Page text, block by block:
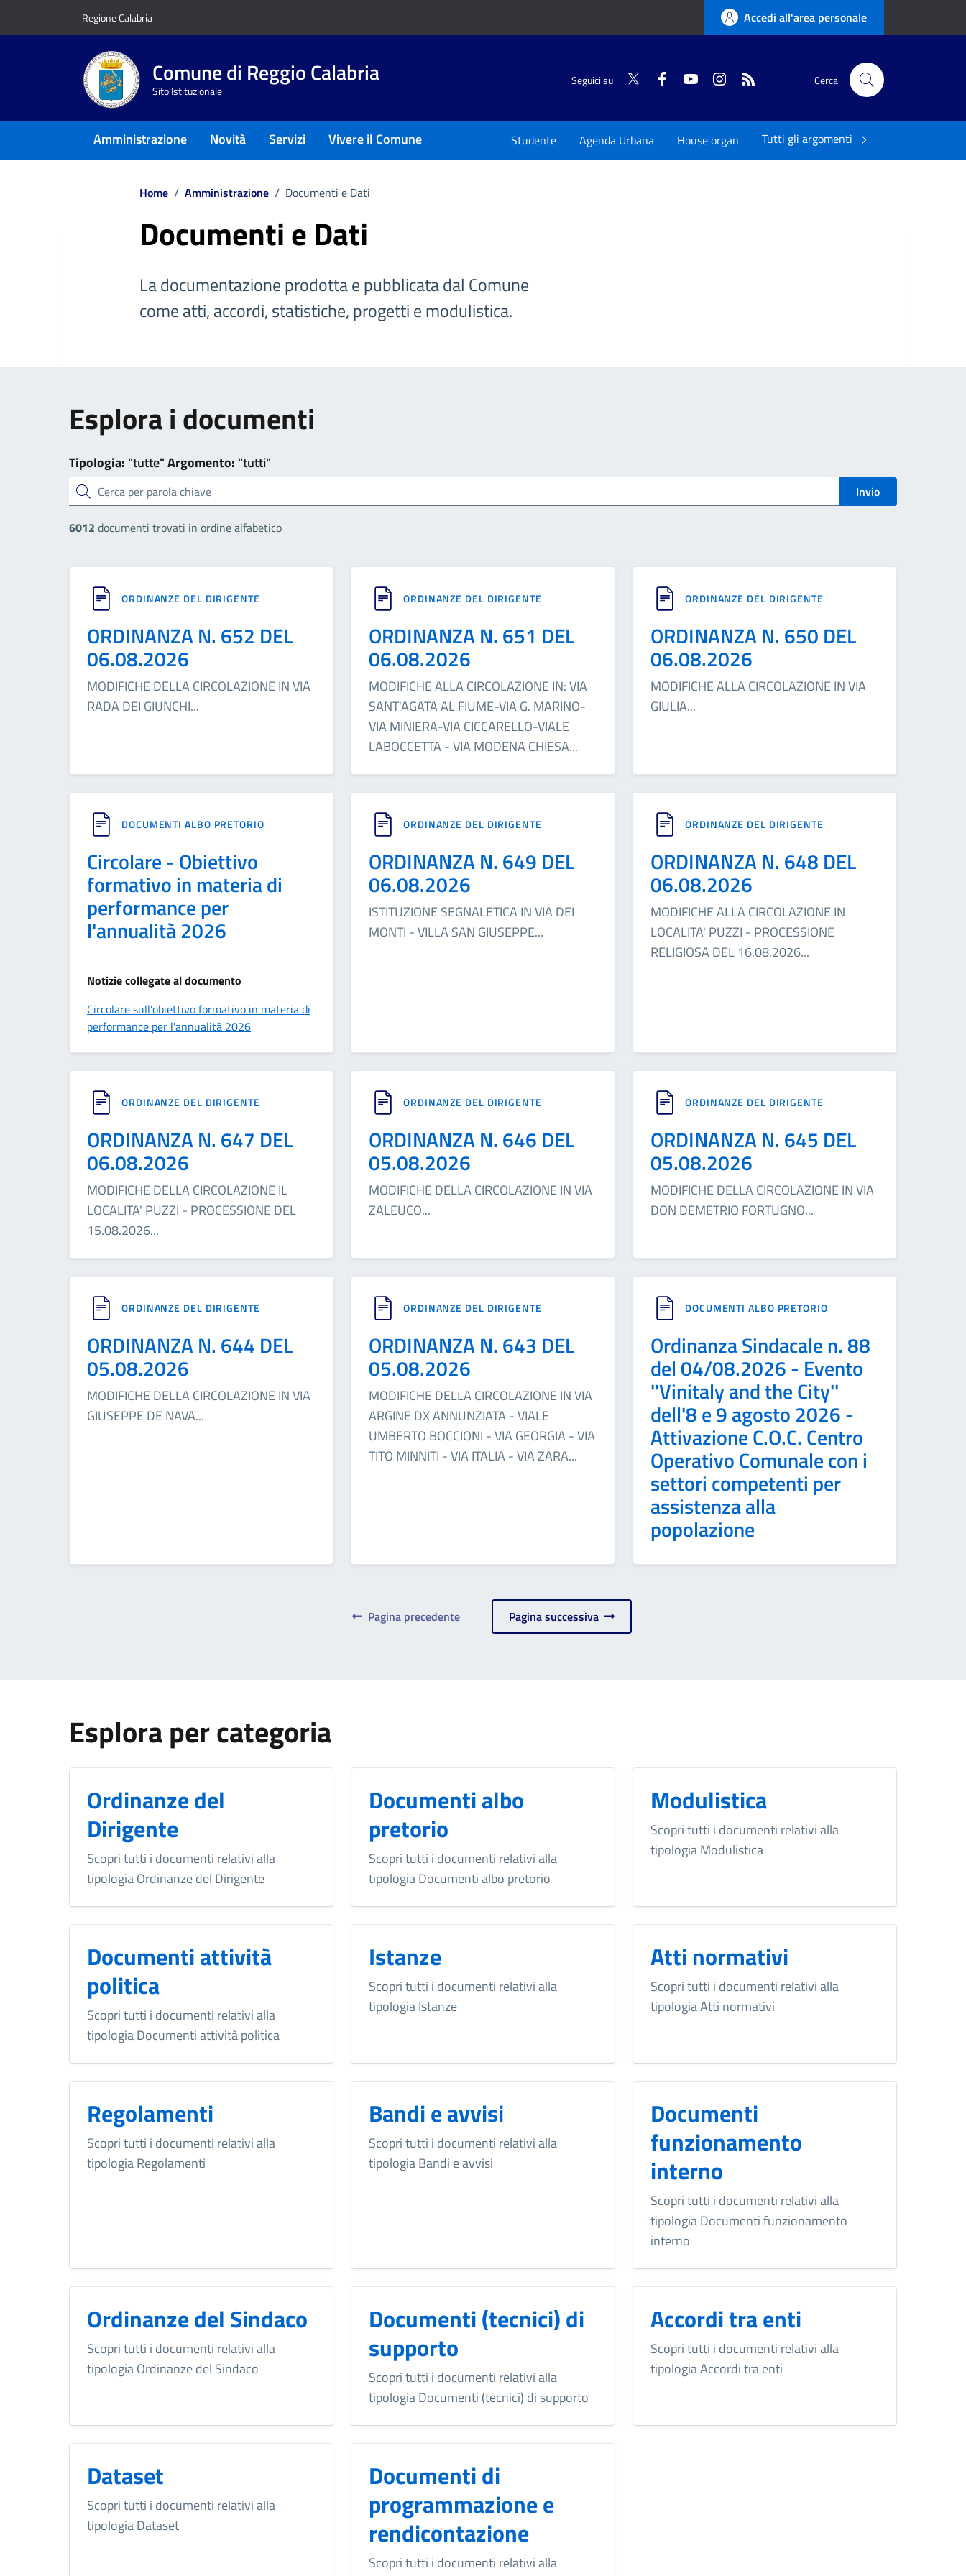
Regione Calabria Accedi all'area personale
Comune di Reggio Calabria
Sito Istituzionale
Seguici su Twitter FacebookYouTubeInstagram Cerca
Amministrazione Novità Servizi Vivere il Comune Studente Agenda Urbana House organ Tutti gli argomenti
Home / Amministrazione / Documenti e Dati
Documenti e Dati
La documentazione prodotta e pubblicata dal Comune
come atti, accordi, statistiche, progetti e modulistica.
Esplora i documenti
Tipologia: "tutte"Argomento: "tutti"
cerca Invio
6012 documenti trovati in ordine alfabetico
ORDINANZE DEL DIRIGENTE
ORDINANZA N. 652 DEL
06.08.2026
MODIFICHE DELLA CIRCOLAZIONE IN VIA
RADA DEI GIUNCHI...
ORDINANZE DEL DIRIGENTE
ORDINANZA N. 651 DEL
06.08.2026
MODIFICHE ALLA CIRCOLAZIONE IN: VIA
SANT'AGATA AL FIUME-VIA G. MARINO-
VIA MINIERA-VIA CICCARELLO-VIALE
LABOCCETTA - VIA MODENA CHIESA...
ORDINANZE DEL DIRIGENTE
ORDINANZA N. 650 DEL
06.08.2026
MODIFICHE ALLA CIRCOLAZIONE IN VIA
GIULIA...
DOCUMENTI ALBO PRETORIO
Circolare - Obiettivo
formativo in materia di
performance per
l'annualità 2026
Notizie collegate al documento
Circolare sull'obiettivo formativo in materia di
performance per l'annualità 2026
ORDINANZE DEL DIRIGENTE
ORDINANZA N. 649 DEL
06.08.2026
ISTITUZIONE SEGNALETICA IN VIA DEI
MONTI - VILLA SAN GIUSEPPE...
ORDINANZE DEL DIRIGENTE
ORDINANZA N. 648 DEL
06.08.2026
MODIFICHE ALLA CIRCOLAZIONE IN
LOCALITA' PUZZI - PROCESSIONE
RELIGIOSA DEL 16.08.2026...
ORDINANZE DEL DIRIGENTE
ORDINANZA N. 647 DEL
06.08.2026
MODIFICHE DELLA CIRCOLAZIONE IL
LOCALITA' PUZZI - PROCESSIONE DEL
15.08.2026...
ORDINANZE DEL DIRIGENTE
ORDINANZA N. 646 DEL
05.08.2026
MODIFICHE DELLA CIRCOLAZIONE IN VIA
ZALEUCO...
ORDINANZE DEL DIRIGENTE
ORDINANZA N. 645 DEL
05.08.2026
MODIFICHE DELLA CIRCOLAZIONE IN VIA
DON DEMETRIO FORTUGNO...
ORDINANZE DEL DIRIGENTE
ORDINANZA N. 644 DEL
05.08.2026
MODIFICHE DELLA CIRCOLAZIONE IN VIA
GIUSEPPE DE NAVA...
ORDINANZE DEL DIRIGENTE
ORDINANZA N. 643 DEL
05.08.2026
MODIFICHE DELLA CIRCOLAZIONE IN VIA
ARGINE DX ANNUNZIATA - VIALE
UMBERTO BOCCIONI - VIA GEORGIA - VIA
TITO MINNITI - VIA ITALIA - VIA ZARA...
DOCUMENTI ALBO PRETORIO
Ordinanza Sindacale n. 88
del 04/08.2026 - Evento
''Vinitaly and the City''
dell'8 e 9 agosto 2026 -
Attivazione C.O.C. Centro
Operativo Comunale con i
settori competenti per
assistenza alla
popolazione
Pagina precedente Pagina successiva
Esplora per categoria
Ordinanze del
Dirigente
Scopri tutti i documenti relativi alla
tipologia Ordinanze del Dirigente
Documenti albo
pretorio
Scopri tutti i documenti relativi alla
tipologia Documenti albo pretorio
Modulistica
Scopri tutti i documenti relativi alla
tipologia Modulistica
Documenti attività
politica
Scopri tutti i documenti relativi alla
tipologia Documenti attività politica
Istanze
Scopri tutti i documenti relativi alla
tipologia Istanze
Atti normativi
Scopri tutti i documenti relativi alla
tipologia Atti normativi
Regolamenti
Scopri tutti i documenti relativi alla
tipologia Regolamenti
Bandi e avvisi
Scopri tutti i documenti relativi alla
tipologia Bandi e avvisi
Documenti
funzionamento
interno
Scopri tutti i documenti relativi alla
tipologia Documenti funzionamento
interno
Ordinanze del Sindaco
Scopri tutti i documenti relativi alla
tipologia Ordinanze del Sindaco
Documenti (tecnici) di
supporto
Scopri tutti i documenti relativi alla
tipologia Documenti (tecnici) di supporto
Accordi tra enti
Scopri tutti i documenti relativi alla
tipologia Accordi tra enti
Dataset
Scopri tutti i documenti relativi alla
tipologia Dataset
Documenti di
programmazione e
rendicontazione
Scopri tutti i documenti relativi alla